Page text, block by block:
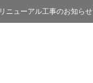
リニューアル工事のお知らせ
OR 6TH ANNIVERSARY